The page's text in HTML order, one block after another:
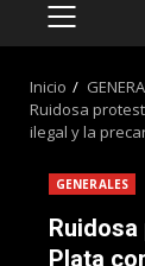
MENÚ
Inicio
Ruidosa
ilegal y la
GENERALES
Ruidosa
Plata